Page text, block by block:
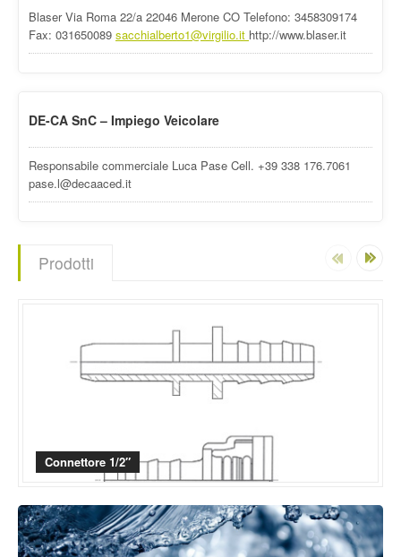
Blaser Via Roma 22/a 22046 Merone CO Telefono: 3458309174
Fax: 031650089 sacchialberto1@virgilio.it http://www.blaser.it
DE-CA SnC – Impiego Veicolare
Responsabile commerciale Luca Pase Cell. +39 338 176.7061
pase.l@decaaced.it
Prodotti
Connettore 1/2″